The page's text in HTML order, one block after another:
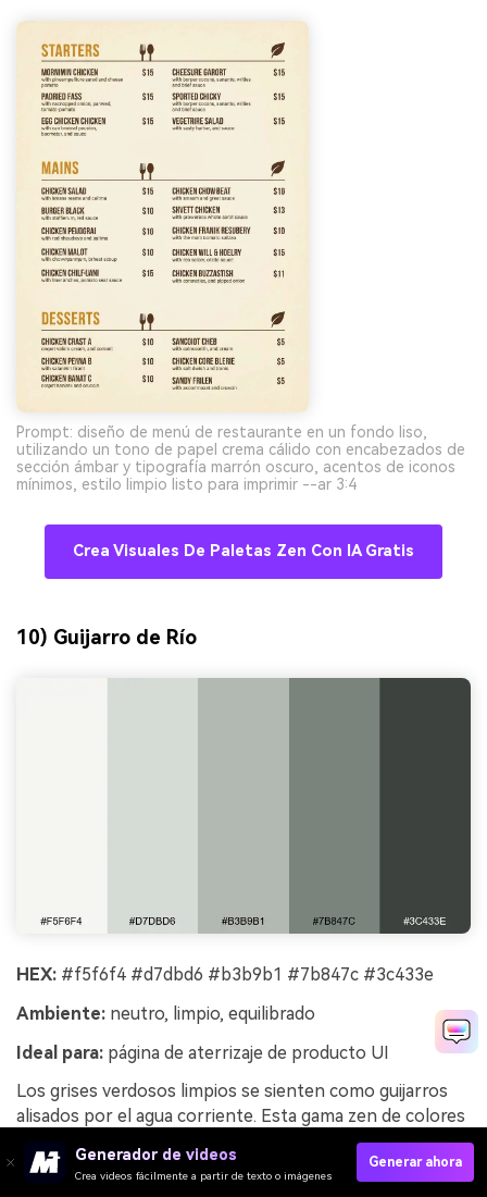
Prompt: diseño de menú de restaurante en un fondo liso,
utilizando un tono de papel crema cálido con encabezados de
sección ámbar y tipografía marrón oscuro, acentos de iconos
mínimos, estilo limpio listo para imprimir --ar 3:4
Crea Visuales De Paletas Zen Con IA Gratis
10) Guijarro de Río
HEX: #f5f6f4 #d7dbd6 #b3b9b1 #7b847c #3c433e
Ambiente: neutro, limpio, equilibrado
Ideal para: página de aterrizaje de producto UI
Los grises verdosos limpios se sienten como guijarros
alisados por el agua corriente. Esta gama zen de colores
es confiable para páginas de aterrizaje que necesitan un
fondo moderno y tranquilo para la fotografía de
Generador de videos
Crea videos fácilmente a partir de texto o imágenes
Generar ahora